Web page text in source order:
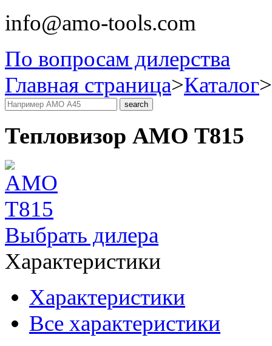
info@amo-tools.com
По вопросам дилерства
Главная страница>Каталог>
Тепловизор AMO T815
Выбрать дилера
Характеристики
Характеристики
Все характеристики